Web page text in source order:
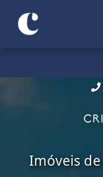
Imóveis